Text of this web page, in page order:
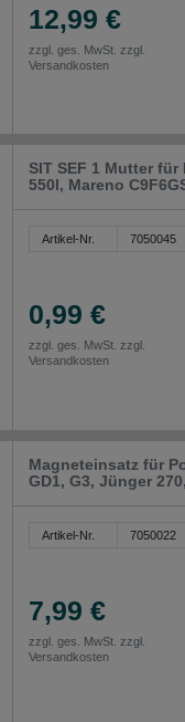
12,99 €
zzgl. ges. MwSt. zzgl.
Versandkosten
SIT SEF 1 Mutter für
550I, Mareno
Artikel-Nr. 7050045
0,99 €
zzgl. ges. MwSt. zzgl.
Versandkosten
Magneteinsatz für
GD1, G3, Jünger
Artikel-Nr. 7050022
7,99 €
zzgl. ges. MwSt. zzgl.
Versandkosten